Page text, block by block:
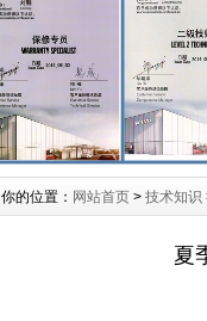
你的位置： 网站首页 > 技术知识
夏